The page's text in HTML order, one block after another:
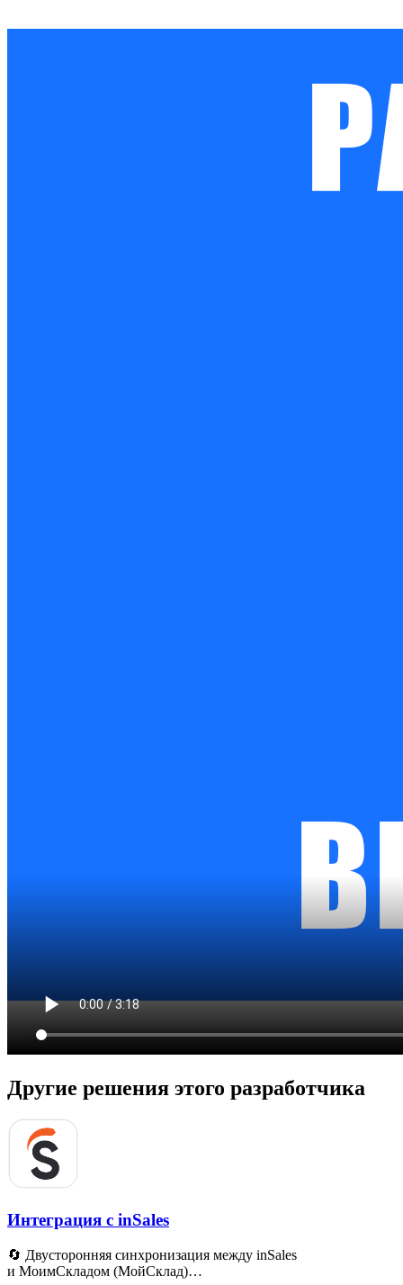
Другие решения этого разработчика
Интеграция с inSales
🔄 Двусторонняя синхронизация между inSales
и МоимСкладом (МойСклад)…